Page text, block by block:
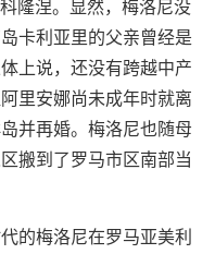
隆涅。显然，梅洛尼没
卡利亚里的父亲曾经是
上说，还没有跨越中产
里安娜尚未成年时就离
并再婚。梅洛尼也随母
搬到了罗马市区南部当
的梅洛尼在罗马亚美利